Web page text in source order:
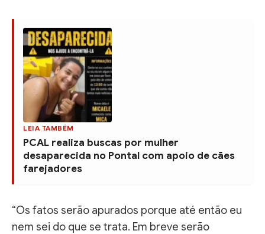
LEIA TAMBÉM
PCAL realiza buscas por mulher
desaparecida no Pontal com apoio de cães
farejadores
“Os fatos serão apurados porque até então eu
nem sei do que se trata. Em breve serão